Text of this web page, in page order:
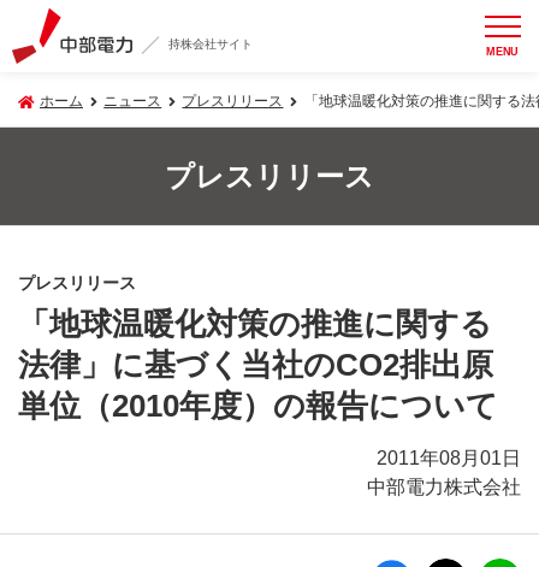
持株会社サイト MENU
ホーム ニュース プレスリリース 「地球温暖化対策の推進に関する
プレスリリース
プレスリリース
「地球温暖化対策の推進に関する
法律」に基づく当社のCO2排出原
単位（2010年度）の報告について
2011年08月01日
中部電力株式会社